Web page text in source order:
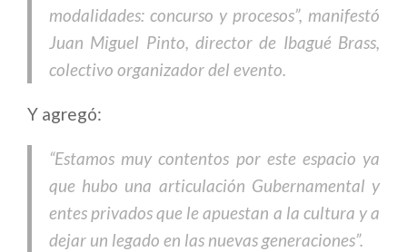
modalidades: concurso y procesos”, manifestó
Juan Miguel Pinto, director de Ibagué Brass,
colectivo organizador del evento.
Y agregó:
“Estamos muy contentos por este espacio ya
que hubo una articulación Gubernamental y
entes privados que le apuestan a la cultura y a
dejar un legado en las nuevas generaciones”.